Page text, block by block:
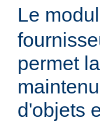
Le
permet
d'objets